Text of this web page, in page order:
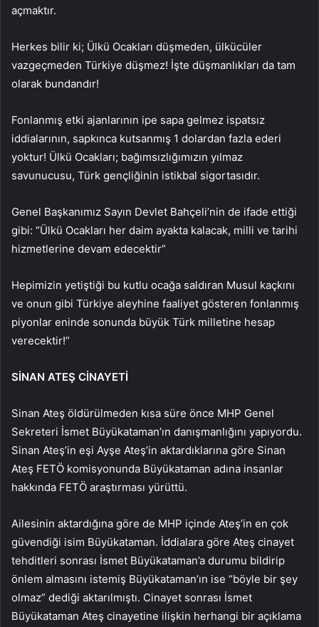
açmaktır.
Herkes bilir ki; Ülkü Ocakları düşmeden, ülkücüler
vazgeçmeden Türkiye düşmez! İşte düşmanlıkları da tam
olarak bundandır!
Fonlanmış etki ajanlarının ipe sapa gelmez ispatsız
iddialarının, sapkınca kutsanmış 1 dolardan fazla ederi
yoktur! Ülkü Ocakları; bağımsızlığımızın yılmaz
savunucusu, Türk gençliğinin istikbal sigortasıdır.
Genel Başkanımız Sayın Devlet Bahçeli’nin de ifade ettiği
gibi: “Ülkü Ocakları her daim ayakta kalacak, milli ve tarihi
hizmetlerine devam edecektir”
Hepimizin yetiştiği bu kutlu ocağa saldıran Musul kaçkını
ve onun gibi Türkiye aleyhine faaliyet gösteren fonlanmış
piyonlar eninde sonunda büyük Türk milletine hesap
verecektir!”
SİNAN ATEŞ CİNAYETİ
Sinan Ateş öldürülmeden kısa süre önce MHP Genel
Sekreteri İsmet Büyükataman’ın danışmanlığını yapıyordu.
Sinan Ateş’in eşi Ayşe Ateş’in aktardıklarına göre Sinan
Ateş FETÖ komisyonunda Büyükataman adına insanlar
hakkında FETÖ araştırması yürüttü.
Ailesinin aktardığına göre de MHP içinde Ateş’in en çok
güvendiği isim Büyükataman. İddialara göre Ateş cinayet
tehditleri sonrası İsmet Büyükataman’a durumu bildirip
önlem almasını istemiş Büyükataman’ın ise “böyle bir şey
olmaz” dediği aktarılmıştı. Cinayet sonrası İsmet
Büyükataman Ateş cinayetine ilişkin herhangi bir açıklama